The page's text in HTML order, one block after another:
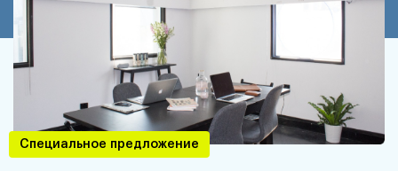
Специальное предложение